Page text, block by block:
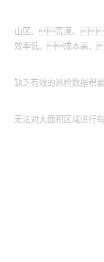
山区、荒漠、
效率低、成本高
缺乏有效的巡检数据
无法对大面积区域进